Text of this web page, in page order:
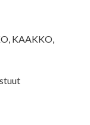
KAAKKO,